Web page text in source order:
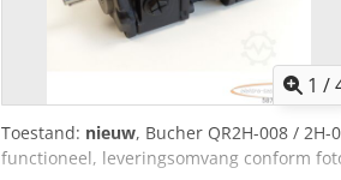
1 /
Toestand: nieuw, Bucher QR2H-008 /
functioneel, leveringsomvang conform